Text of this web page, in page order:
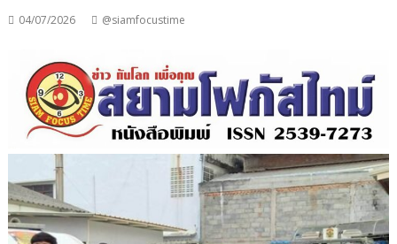
04/07/2026 @siamfocustime